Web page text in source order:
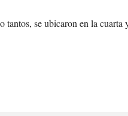
se ubicaron en la cuarta